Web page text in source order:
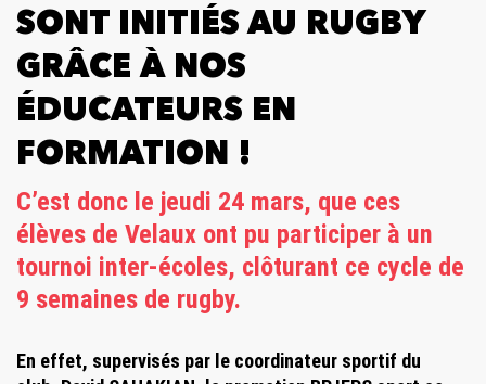
SONT INITIÉS AU RUGBY
GRÂCE À NOS
ÉDUCATEURS EN
FORMATION !
C’est donc le jeudi 24 mars, que ces
élèves de Velaux ont pu participer à un
tournoi inter-écoles, clôturant ce cycle de
9 semaines de rugby.
En effet, supervisés par le coordinateur sportif du